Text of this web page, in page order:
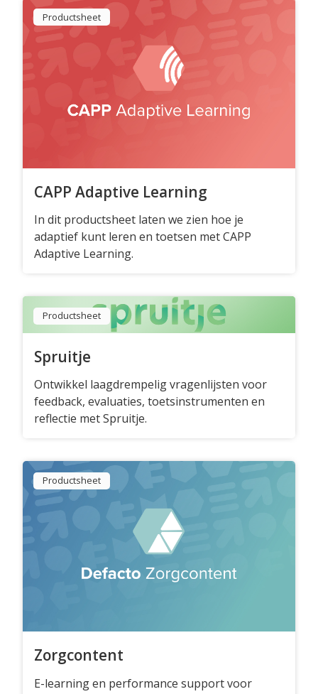
Productsheet
CAPP Adaptive Learning
In dit productsheet laten we zien hoe je
adaptief kunt leren en toetsen met CAPP
Adaptive Learning.
Productsheet
Spruitje
Ontwikkel laagdrempelig vragenlijsten voor
feedback, evaluaties, toetsinstrumenten en
reflectie met Spruitje.
Productsheet
Zorgcontent
E-learning en performance support voor